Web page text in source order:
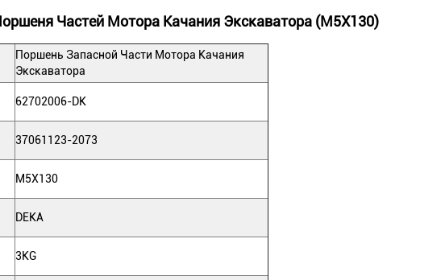
Частей Мотора Качания Экскаватора (M5X130)
Поршень Запасной Части Мотора Качания
Экскаватора
62702006-DK
37061123-2073
M5X130
DEKA
3KG